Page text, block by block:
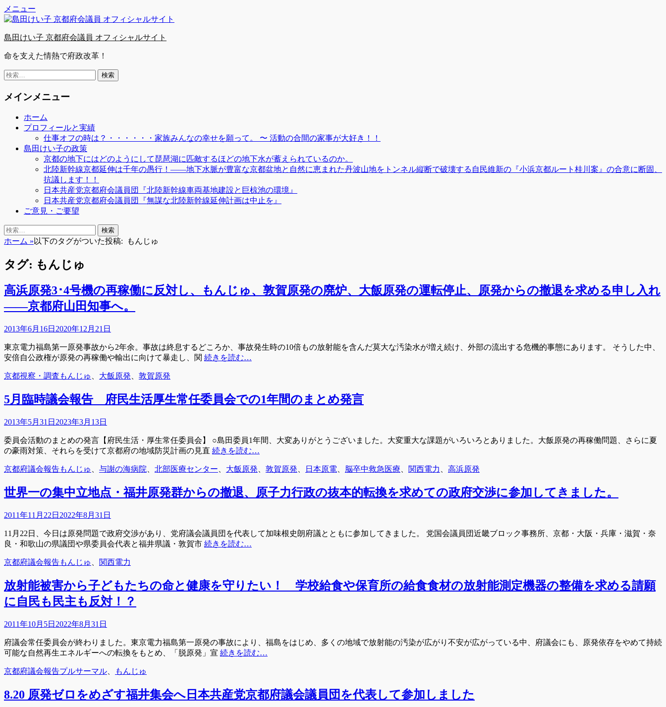
コ
ン
ン
へ
ス
キ
ッ
プ
Facebook
Twitter
YouTube
メニュー
島田けい子 京都府会議員 オフィシャルサイト
命を支えた情熱で府政改革！
検
メインメニュー
ホーム
プロフィールと実績
仕事オフの時は？・・・・・・家族みんなの幸せを願って。 〜 活動の合間の家事が大好き！！
島田けい子の政策
京都の地下にはどのようにして琵琶湖に匹敵するほどの地下水が蓄えられているのか。
北陸新幹線京都延伸は千年の愚行！――地下水脈が豊富な京都盆地と自然に恵まれた丹波山地をトンネル縦断で破壊する自民維新の『小浜京都ルート桂川案』の合意に断固、
抗議します！！
日本共産党京都府会議員団『北陸新幹線車両基地建設と巨椋池の環境』
日本共産党京都府会議員団『無謀な北陸新幹線延伸計画は中止を』
ご意見・ご要望
検
索
検
索:
ホーム »以下のタグがついた投稿: もんじゅ
タグ: もんじゅ
高浜原発3･4号機の再稼働に反対し、もんじゅ、敦賀原発の廃炉、大飯原発の運転停止、原発からの撤退を求める申し入れ
――京都府山田知事へ。
投
日
2013年6月16日 2020年12月21日
東京電力福島第一原発事故から2年余。事故は終息するどころか、事故発生時の10倍もの放射能を含んだ莫大な汚染水が増え続け、外部の流出する危機的事態にあります。 そうした中、
安倍自公政権が原発の再稼働や輸出に向けて暴走し、関 続きを読む…
カ
ゴ
リ
京都視察・調査 タ
もんじゅ 大飯原発 敦賀原発
5月臨時議会報告 府民生活厚生常任委員会での1年間のまとめ発言
投
日
2013年5月31日 2023年3月13日
委員会活動のまとめの発言【府民生活・厚生常任委員会】 ○島田委員1年間、大変ありがとうございました。大変重大な課題がいろいろとありました。大飯原発の再稼働問題、さらに夏
の豪雨対策、それらを受けて京都府の地域防災計画の見直 続きを読む…
カ
ゴ
リ
京都府議会報告タ
もんじゅ 与謝の海病院 北部医療センター 大飯原発 敦賀原発 日本原電 脳卒中救急医療 関西電力 高浜原発
世界一の集中立地点・福井原発群からの撤退、原子力行政の抜本的転換を求めての政府交渉に参加してきました。
投
日
2011年11月22日 2022年8月31日
11月22日、今日は原発問題で政府交渉があり、党府議会議員団を代表して加味根史朗府議とともに参加してきました。 党国会議員団近畿ブロック事務所、京都・大阪・兵庫・滋賀・奈
良・和歌山の県議団や県委員会代表と福井県議・敦賀市 続きを読む…
カ
ゴ
リ
ー
京都府議会報告タ
もんじゅ 関西電力
放射能被害から子どもたちの命と健康を守りたい！ 学校給食や保育所の給食食材の放射能測定機器の整備を求める請願
に自民も民主も反対！？
投
日
2011年10月5日 2022年8月31日
府議会常任委員会が終わりました。東京電力福島第一原発の事故により、福島をはじめ、多くの地域で放射能の汚染が広がり不安が広がっている中、府議会にも、原発依存をやめて持続
可能な自然再生エネルギーへの転換をもとめ、「脱原発」宣 続きを読む…
カ
ゴ
リ
京都府議会報告タ
プルサーマル もんじゅ
8.20 原発ゼロをめざす福井集会へ日本共産党京都府議会議員団を代表して参加しました